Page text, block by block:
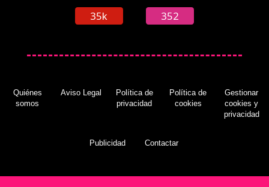
35k 352
Quiénes
somos
Aviso Legal
Política de
privacidad
Política de
cookies
Gestionar
cookies y
privacidad
Publicidad Contactar